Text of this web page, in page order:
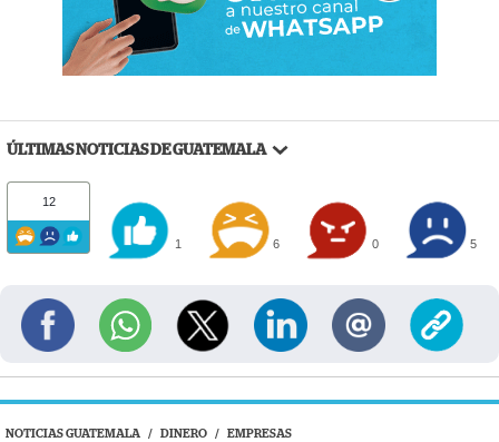
ÚLTIMAS NOTICIAS DE GUATEMALA
12
1 6 0 5
NOTICIAS GUATEMALA / DINERO / EMPRESAS